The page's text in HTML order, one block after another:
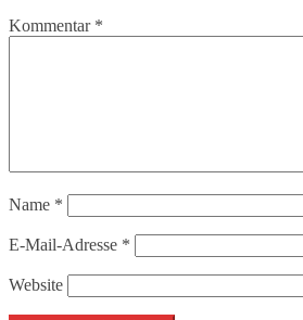
Kommentar *
Name *
E-Mail-Adresse *
Website